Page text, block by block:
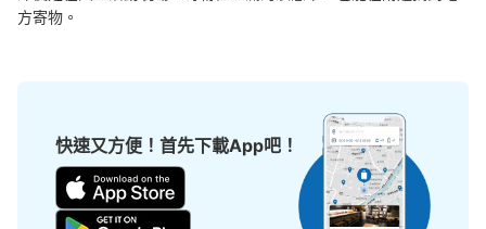
小的 495
¥300
付款方式
現金
查看此投幣式儲物櫃的位置
方寄物。
快速又方便！首先下載App吧！